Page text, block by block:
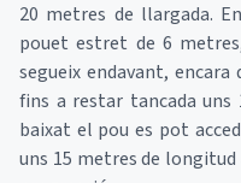
20 metres de llargada.
pouet estret de 6
segueix endavant,
fins a restar tancada uns
baixat el pou es pot
uns 15 metres de